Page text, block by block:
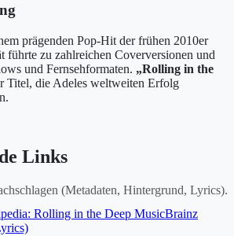
prägenden Pop-Hit der frühen 2010er
führte zu zahlreichen Coverversionen und
und Fernsehformaten. „Rolling in the
Titel, die Adeles weltweiten Erfolg
Links
(Metadaten, Hintergrund, Lyrics).
Rolling in the Deep MusicBrainz